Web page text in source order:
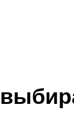
за вашу